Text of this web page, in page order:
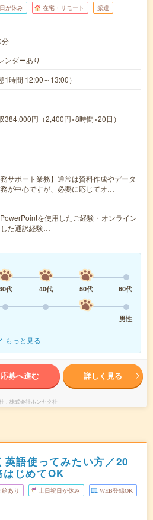
が休み 在宅・リモート 派遣
分
ダーあり
時間 12:00～13:00）
円（2,400円×8時間×20日）
務サポート業務】通常は資料作成やデータ
が中心ですが、必要に応じてオ…
を使用したご経験・オンライン
た通訳経験…
代 40代 50代
60代
男性
もっと見る
応募へ進む 詳しく見る
株式会社ホンヤク社
語使ってみたい方／20
はじめてOK
あり 土日祝日が休み WEB登録OK